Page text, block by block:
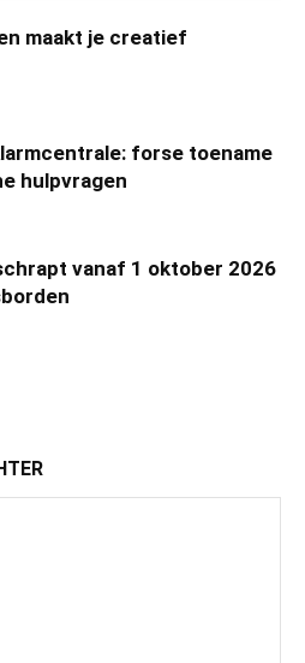
maakt je creatief
forse toename
hulpvragen
vanaf 1 oktober 2026